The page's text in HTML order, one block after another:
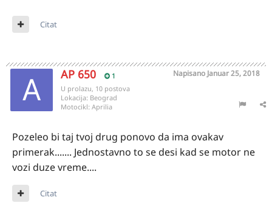
Citat
AP 650 1 Napisano Januar 25, 2018
U prolazu, 10 postova
Lokacija: Beograd
Motocikl: Aprilia
Pozeleo bi taj tvoj drug ponovo da ima ovakav
primerak....... Jednostavno to se desi kad se motor ne
vozi duze vreme....
Citat